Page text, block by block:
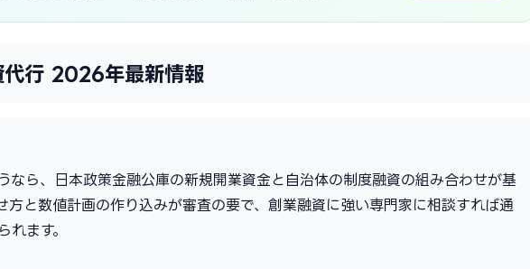
代行 2026年最新情報
なら、日本政策金融公庫の新規開業資金と自治体の制度融資の組み合わせが基
方と数値計画の作り込みが審査の要で、創業融資に強い専門家に相談すれば通
れます。